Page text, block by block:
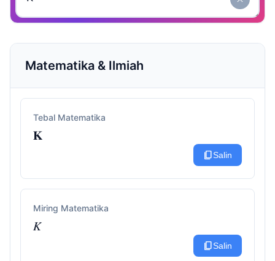
Matematika & Ilmiah
Tebal Matematika
𝐊
content_copySalin
Miring Matematika
𝐾
content_copySalin